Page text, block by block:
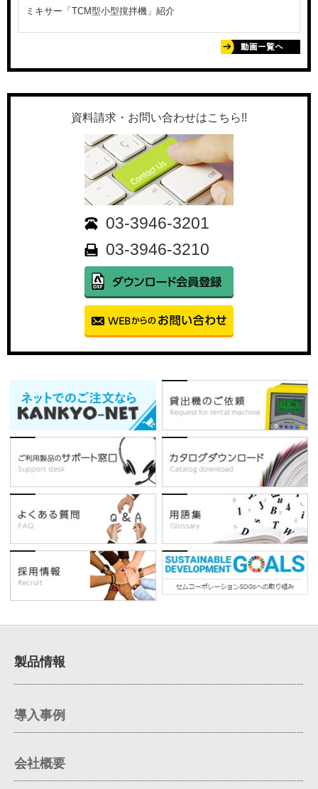
ミキサー「TCM型小型撹拌機」紹介
資料請求・お問い合わせはこちら!!
03-3946-3201
03-3946-3210
製品情報
導入事例
会社概要